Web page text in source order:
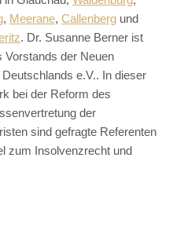
, Meerane, Callenberg und
. Dr. Susanne Berner ist
Vorstands der Neuen
e.V.. In dieser
bei der Reform des
der
sind gefragte Referenten
zum Insolvenzrecht und